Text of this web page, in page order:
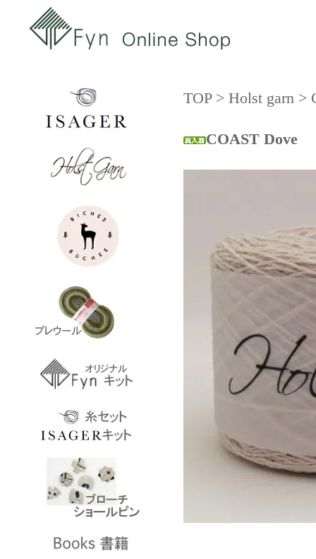
TOP> Holst garn >
COAST Dove